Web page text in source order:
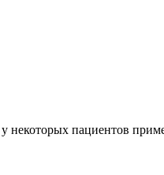
некоторых пациентов